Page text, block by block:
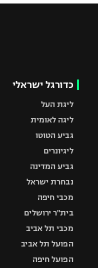
כדורגל ישראלי
ליגת העל
ליגה לאומית
גביע הטוטו
ליגיונרים
גביע המדינה
נבחרת ישראל
מכבי חיפה
בית"ר ירושלים
מכבי תל אביב
הפועל תל אביב
הפועל חיפה